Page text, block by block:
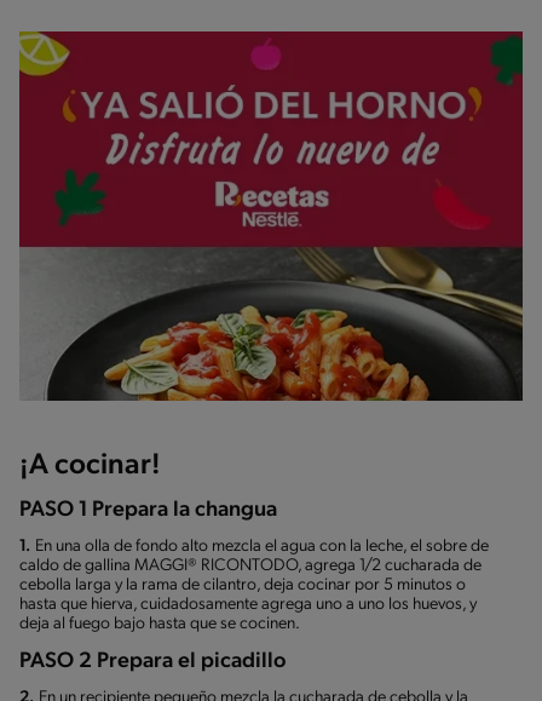
¡A cocinar!
PASO 1 Prepara la changua
1. En una olla de fondo alto mezcla el agua con la leche, el sobre de
caldo de gallina MAGGI® RICONTODO, agrega 1/2 cucharada de
cebolla larga y la rama de cilantro, deja cocinar por 5 minutos o
hasta que hierva, cuidadosamente agrega uno a uno los huevos, y
deja al fuego bajo hasta que se cocinen.
PASO 2 Prepara el picadillo